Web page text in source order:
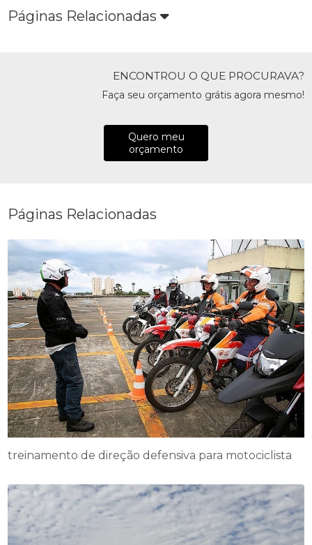
Páginas Relacionadas
ENCONTROU O QUE PROCURAVA?
Faça seu orçamento grátis agora mesmo!
Quero meu
orçamento
Páginas Relacionadas
treinamento de direção defensiva para motociclista